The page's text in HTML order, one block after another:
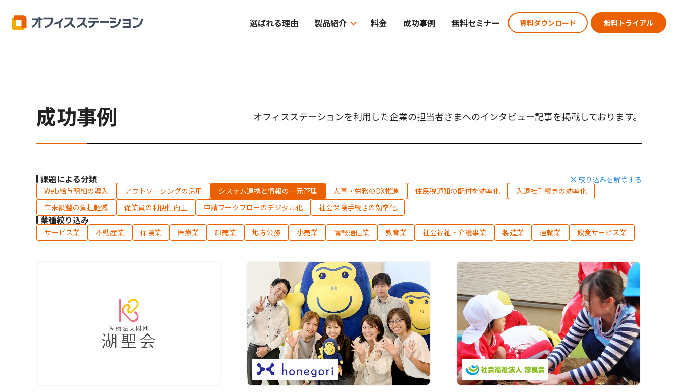
選ばれる理由 製品紹介 料金 成功事例 無料セミナー 資料ダウンロード 無料トライアル
成功事例 オフィスステーションを利用した企業の担当者さまへのインタビュー記事を掲載しております。
絞り込みを解除する
課題による分類
Web給与明細の導入 アウトソーシングの活用 システム連携と情報の一元管理 人事・労務のDX推進 住民税通知の配付を効率化
入退社手続きの効率化
年末調整の負担軽減
従業員の利便性向上 申請ワークフローのデジタル化 社会保険手続きの効率化
業種絞り込み
サービス業 不動産業 保険業 医療業 卸売業 地方公務 小売業 情報通信業 教育業 社会福祉・介護事業 製造業 運輸業 飲食サービス業